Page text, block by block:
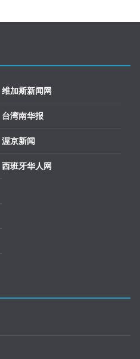
维加斯新闻网
台湾南华报
渥京新闻
西班牙华人网